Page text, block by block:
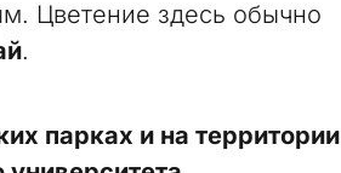
Цветение здесь обычно
.
парках и на территории